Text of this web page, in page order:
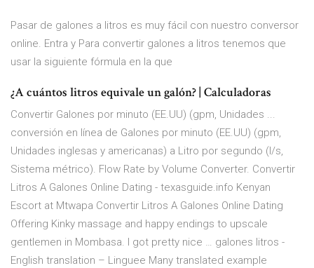
Pasar de galones a litros es muy fácil con nuestro conversor
online. Entra y Para convertir galones a litros tenemos que
usar la siguiente fórmula en la que
¿A cuántos litros equivale un galón? | Calculadoras
Convertir Galones por minuto (EE.UU) (gpm, Unidades ...
conversión en línea de Galones por minuto (EE.UU) (gpm,
Unidades inglesas y americanas) a Litro por segundo (l/s,
Sistema métrico). Flow Rate by Volume Converter. Convertir
Litros A Galones Online Dating - texasguide.info Kenyan
Escort at Mtwapa Convertir Litros A Galones Online Dating
Offering Kinky massage and happy endings to upscale
gentlemen in Mombasa. I got pretty nice … galones litros -
English translation – Linguee Many translated example